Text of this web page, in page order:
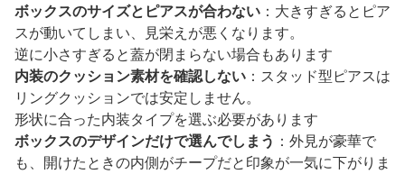
ボックスのサイズとピアスが合わない ：大きすぎるとピア
スが動いてしまい、見栄えが悪くなります。
逆に小さすぎると蓋が閉まらない場合もあります
内装のクッション素材を確認しない ：スタッド型ピアスは
リングクッションでは安定しません。
形状に合った内装タイプを選ぶ必要があります
ボックスのデザインだけで選んでしまう ：外見が豪華で
も、開けたときの内側がチープだと印象が一気に下がりま